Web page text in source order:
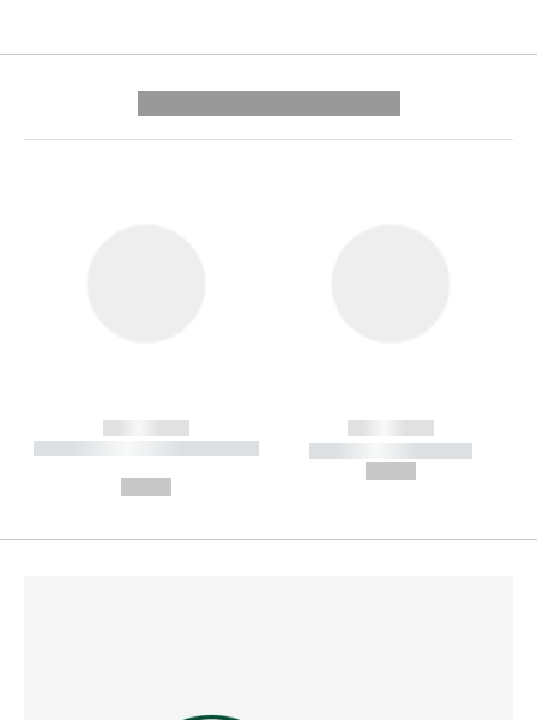
------------
----------- ----------- --------
------------
----------- -----------